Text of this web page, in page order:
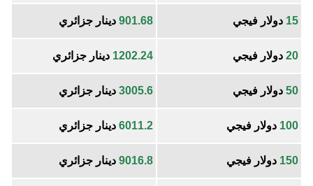
15 دولار فيجي 901.68 دينار جزائري
20 دولار فيجي 1202.24 دينار جزائري
50 دولار فيجي 3005.6 دينار جزائري
100 دولار فيجي 6011.2 دينار جزائري
150 دولار فيجي 9016.8 دينار جزائري